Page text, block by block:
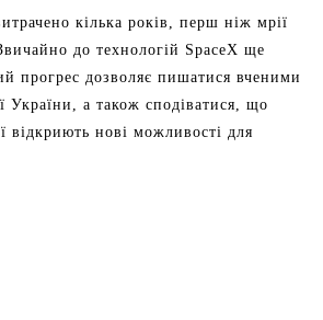
кілька років, перш ніж мрії
до технологій SpaceX ще
прогрес дозволяє пишатися вченими
України, а також сподіватися, що
відкриють нові можливості для